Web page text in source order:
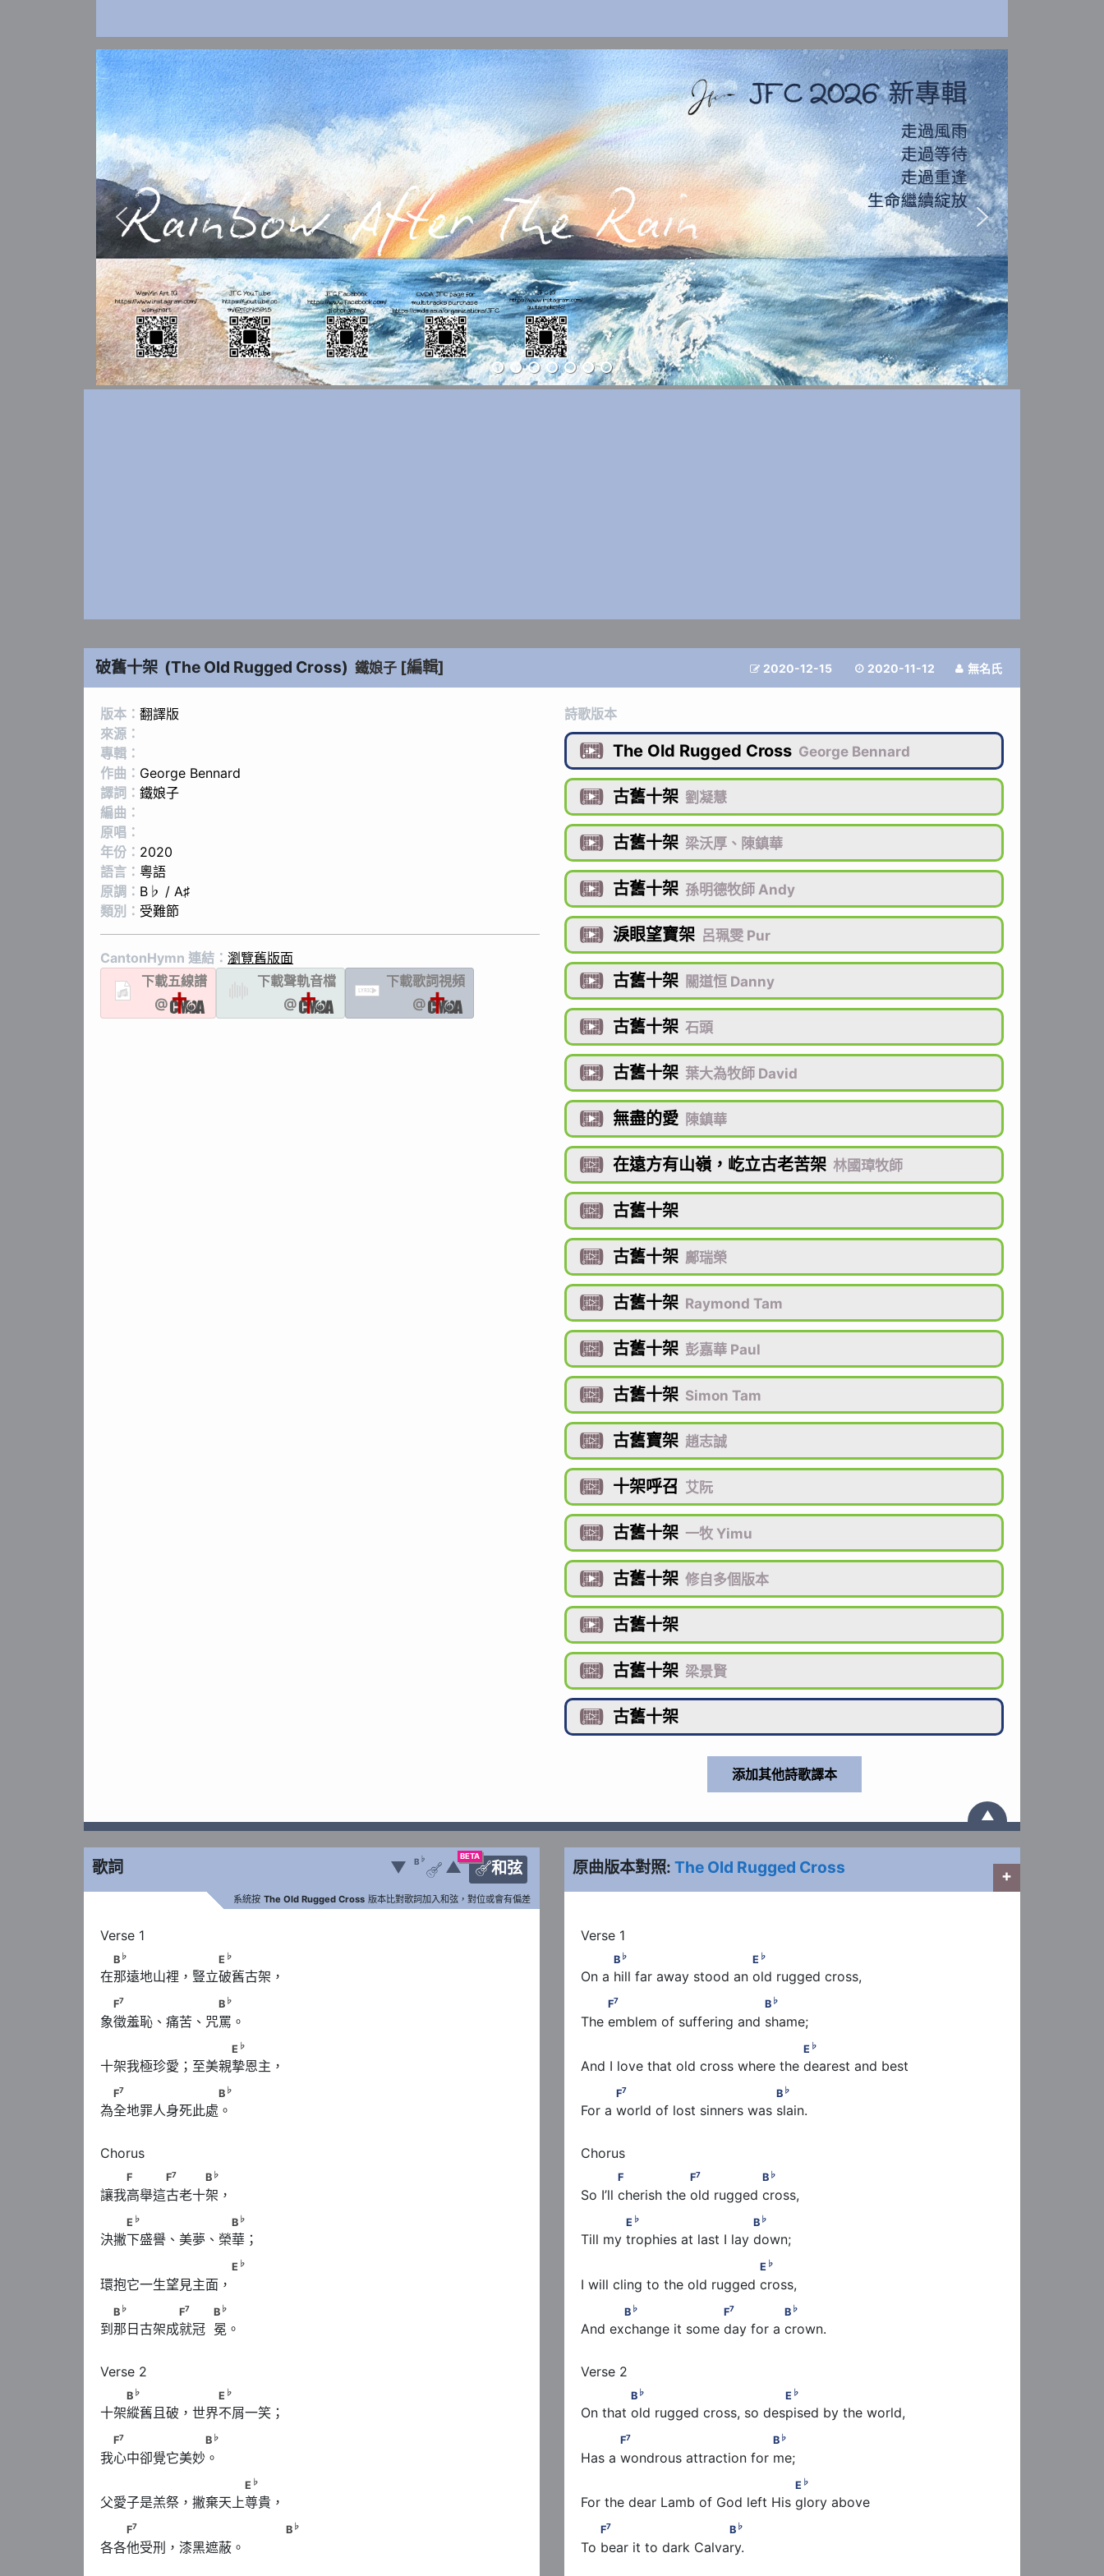
破舊十架 (The Old Rugged Cross) 鐵娘子 [編輯]  2020-12-15  2020-11-12  無名氏
版本： 翻譯版
來源：
專輯：
作曲： George Bennard
譯詞： 鐵娘子
編曲：
原唱：
年份： 2020
語言： 粵語
原調： B♭ / A♯
類別： 受難節
CantonHymn 連結： 瀏覽舊版面
下載五線譜
@
下載聲軌音檔
@
LYRIC
下載歌詞視頻
@
詩歌版本
 The Old Rugged Cross George Bennard
 古舊十架 劉凝慧
 古舊十架 梁沃厚、陳鎮華
 古舊十架 孫明德牧師 Andy
 淚眼望寶架 呂珮雯 Pur
 古舊十架 關道恒 Danny
 古舊十架 石頭
 古舊十架 葉大為牧師 David
 無盡的愛 陳鎮華
 在遠方有山嶺，屹立古老苦架 林國璋牧師
 古舊十架
 古舊十架 鄺瑞榮
 古舊十架 Raymond Tam
 古舊十架 彭嘉華 Paul
 古舊十架 Simon Tam
 古舊寶架 趙志誠
 十架呼召 艾阮
 古舊十架 一牧 Yimu
 古舊十架 修自多個版本
 古舊十架
 古舊十架 梁景賢
 古舊十架
▲
歌詞
BETA
和弦
▼ B ♭
 ▲ 原曲版本對照: The Old Rugged Cross +
系統按 The Old Rugged Cross 版本比對歌詞加入和弦，對位或會有偏差
B ♭ E
B ♭ E ♭
在那遠地山裡，豎立破舊古架，
F7 B♭
F7 B ♭
象徵羞恥、痛苦、咒罵。
♭
E ♭
十架我極珍愛；至美親摯恩主，
F7 B
F7 B ♭
為全地罪人身死此處。
F　　　F
B
F F7 B ♭
讓我高舉這古老十架，
E ♭ B ♭
E ♭ B ♭
決撇下盛譽、美夢、榮華；
♭
E ♭
環抱它一生望見主面，
B ♭ F B
B ♭ F7 B ♭
到那日古架成就冠  冕。
B ♭ E
B ♭ E ♭
十架縱舊且破，世界不屑一笑；
F7 B
F7 B ♭
我心中卻覺它美妙。
♭
E ♭
父愛子是羔祭，撇棄天上尊貴，
F7 B
F7 B ♭
各各他受刑，漆黑遮蔽。
B
E♭
B ♭ E ♭
On a hill far away stood an old rugged cross,
F
♭
F7 B ♭
The emblem of suffering and shame;
E ♭
And I love that old cross where the dearest and best
F
♭
F7 B ♭
For a world of lost sinners was slain.
F                 F
B
F F7 B ♭
So I’ll cherish the old rugged cross,
E
B
E ♭ B ♭
Till my trophies at last I lay down;
E ♭
I will cling to the old rugged cross,
B♭ F7 B
B ♭ F7 B ♭
And exchange it some day for a crown.
B♭ ♭
B ♭ E ♭
On that old rugged cross, so despised by the world,
F
♭
F7 B ♭
Has a wondrous attraction for me;
E ♭
For the dear Lamb of God left His glory above
F
B♭
F7 B ♭
To bear it to dark Calvary.